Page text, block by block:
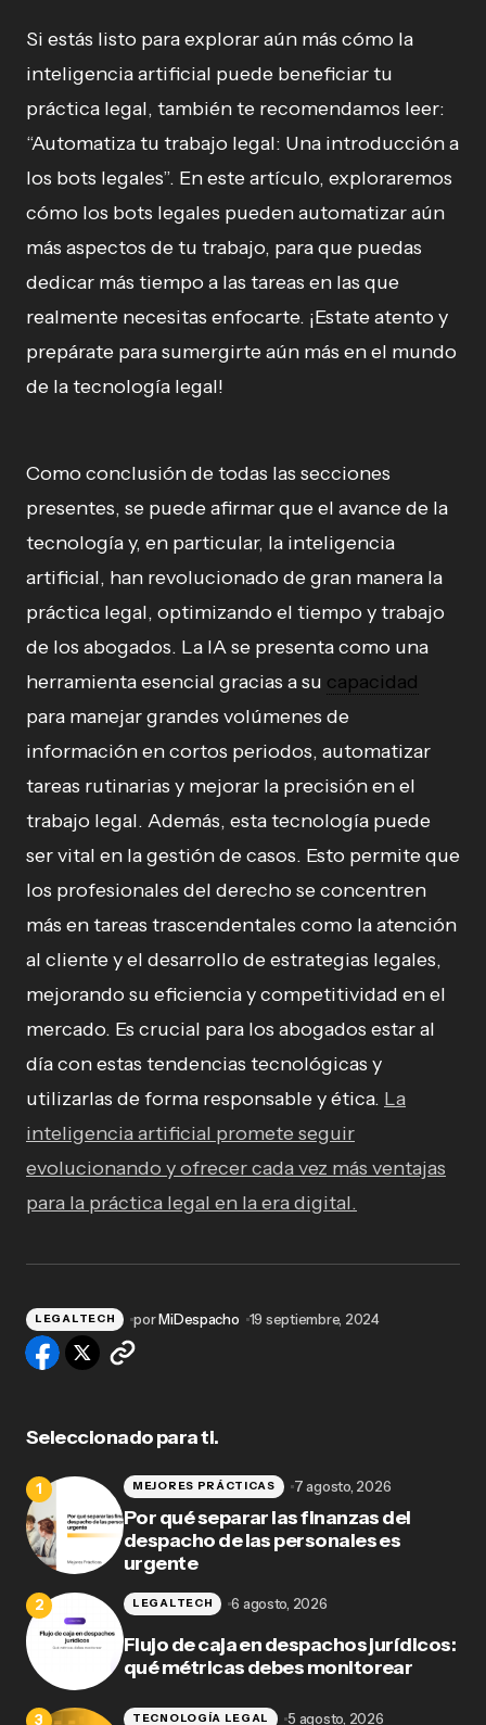
Si estás listo para explorar aún más cómo la
inteligencia artificial puede beneficiar tu
práctica legal, también te recomendamos leer:
“Automatiza tu trabajo legal: Una introducción a
los bots legales”. En este artículo, exploraremos
cómo los bots legales pueden automatizar aún
más aspectos de tu trabajo, para que puedas
dedicar más tiempo a las tareas en las que
realmente necesitas enfocarte. ¡Estate atento y
prepárate para sumergirte aún más en el mundo
de la tecnología legal!
Como conclusión de todas las secciones
presentes, se puede afirmar que el avance de la
tecnología y, en particular, la inteligencia
artificial, han revolucionado de gran manera la
práctica legal, optimizando el tiempo y trabajo
de los abogados. La IA se presenta como una
herramienta esencial gracias a su capacidad
para manejar grandes volúmenes de
información en cortos periodos, automatizar
tareas rutinarias y mejorar la precisión en el
trabajo legal. Además, esta tecnología puede
ser vital en la gestión de casos. Esto permite que
los profesionales del derecho se concentren
más en tareas trascendentales como la atención
al cliente y el desarrollo de estrategias legales,
mejorando su eficiencia y competitividad en el
mercado. Es crucial para los abogados estar al
día con estas tendencias tecnológicas y
utilizarlas de forma responsable y ética. La
inteligencia artificial promete seguir
evolucionando y ofrecer cada vez más ventajas
para la práctica legal en la era digital.
LEGALTECH porMiDespacho 19 septiembre, 2024
Seleccionado para ti.
Por qué separar las finanzas del
despacho de las personales es
urgente
MEJORES PRÁCTICAS 7 agosto, 2026
Flujo de caja en despachos jurídicos:
qué métricas debes monitorear
LEGALTECH 6 agosto, 2026
TECNOLOGÍA LEGAL 5 agosto, 2026